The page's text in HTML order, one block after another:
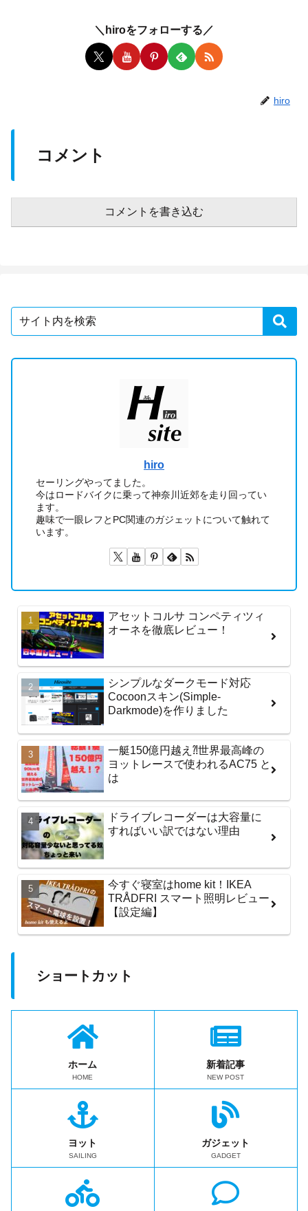
＼hiroをフォローする／
hiro
コメント
コメントを書き込む
hiro
セーリングやってました。
今はロードバイクに乗って神奈川近郊を走り回ってい
ます。
趣味で一眼レフとPC関連のガジェットについて触れて
います。
アセットコルサ コンペティツィ
オーネを徹底レビュー！
シンプルなダークモード対応
Cocoonスキン(Simple-
Darkmode)を作りました
一艇150億円越え⁈世界最高峰の
ヨットレースで使われるAC75 と
は
ドライブレコーダーは大容量に
すればいい訳ではない理由
今すぐ寝室はhome kit！IKEA
TRÅDFRI スマート照明レビュー
【設定編】
ショートカット
ホーム
HOME
新着記事
NEW POST
ヨット
SAILING
ガジェット
GADGET